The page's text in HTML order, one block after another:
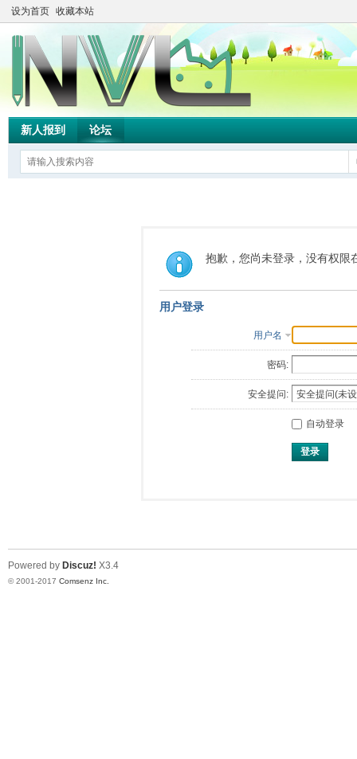
设为首页 收藏本站
新人报到 论坛
抱歉，您尚未登录，没有权限
用户登录
用户名
密码:
安全提问:
自动登录
登录
Powered by Discuz! X3.4
© 2001-2017 Comsenz Inc.